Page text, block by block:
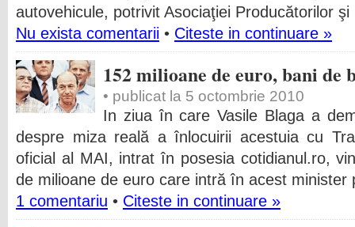
autovehicule, potrivit Asociaţiei Producătorilor
Nu exista comentarii • Citeste in continuare »
152 milioane de euro, bani
• publicat la 5 octombrie 2010
In ziua în care Vasile Blaga a
despre miza reală a înlocuirii acestuia cu
oficial al MAI, intrat în posesia cotidianul.ro,
de milioane de euro care intră în acest minister
1 comentariu • Citeste in continuare »